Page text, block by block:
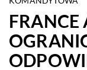
FRANCE